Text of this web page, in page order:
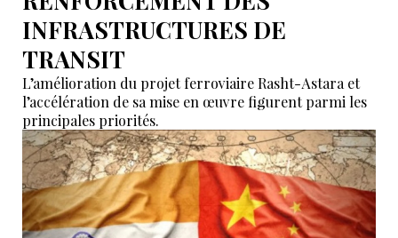
INFRASTRUCTURES DE
TRANSIT
L’amélioration du projet ferroviaire Rasht-Astara et
l’accélération de sa mise en œuvre figurent parmi les
principales priorités.